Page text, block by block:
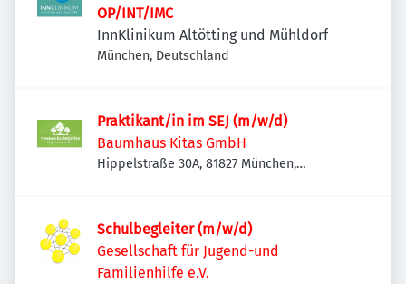
OP/INT/IMC
InnKlinikum Altötting und Mühldorf
München, Deutschland
Praktikant/in im SEJ (m/w/d)
Baumhaus Kitas GmbH
Hippelstraße 30A, 81827 München,
Schulbegleiter (m/w/d)
Gesellschaft für Jugend-und
Familienhilfe e.V.